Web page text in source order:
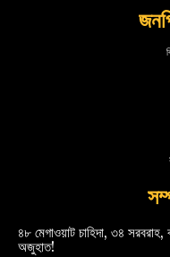
৪৮ মেগাওয়াট চাহিদা, ৩৪ সরবরাহ,
অজুহাত!